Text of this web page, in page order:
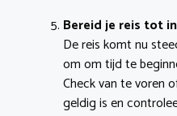
Bereid je reis tot
De reis komt nu
om om tijd te
Check van te voren
geldig is en